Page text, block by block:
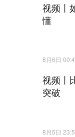
视频丨
懂
8月6日
视频丨
突破
8月5日